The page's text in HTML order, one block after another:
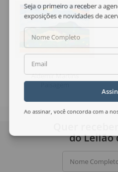
Aldemir Martins
Seja o primeiro a receber a
exposições e novidades de
Nome Completo
Email
Ao assinar, você concorda com a
do Leilão
Nome